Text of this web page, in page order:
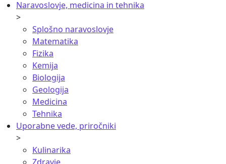
Naravoslovje, medicina in tehnika
>
Splošno naravoslovje
Matematika
Fizika
Kemija
Biologija
Geologija
Medicina
Tehnika
Uporabne vede, priročniki
>
Kulinarika